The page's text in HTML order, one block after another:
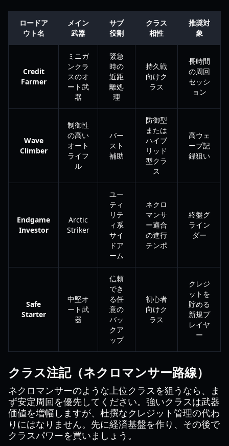
ロードア
ウト名
メイン
武器
サブ
役割
クラス
相性
推奨対
象
Credit
Farmer
ミニガ
ンクラ
スのオ
ート武
器
緊急
時の
近距
離処
理
持久戦
向けク
ラス
長時間
の周回
セッシ
ョン
Wave
Climber
制御性
の高い
オート
ライフ
ル
バー
スト
補助
防御型
または
ハイブ
リッド
型クラ
ス
高ウェ
ーブ記
録狙い
Endgame
Investor
Arctic
Striker
ユー
ティ
リテ
ィ系
サイ
ドア
ーム
ネクロ
マンサ
ー適合
の進行
テンポ
終盤グ
ライン
ダー
Safe
Starter
中堅オ
ート武
器
信頼
でき
る任
意の
バッ
クア
ップ
初心者
向けク
ラス
クレジ
ットを
貯める
新規プ
レイヤ
ー
クラス注記（ネクロマンサー路線）
ネクロマンサーのような上位クラスを狙うなら、ま
ず安定周回を優先してください。強いクラスは武器
価値を増幅しますが、杜撰なクレジット管理の代わ
りにはなりません。先に経済基盤を作り、その後で
クラスパワーを買いましょう。